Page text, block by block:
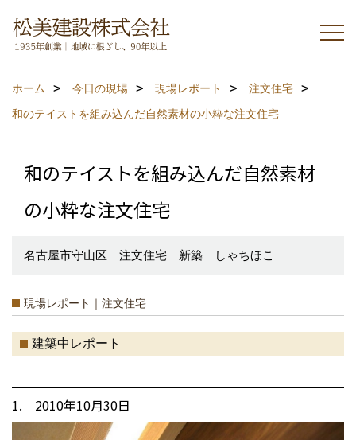
ホーム 今日の現場 現場レポート
注文住宅
和のテイストを組み込んだ自然素材の小粋な注文住宅
和のテイストを組み込んだ自然素材
の小粋な注文住宅
名古屋市守山区 注文住宅 新築 しゃちほこ
現場レポート｜注文住宅
建築中レポート
1. 2010年10月30日